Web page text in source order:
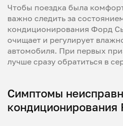
Чтобы поездка была
важно следить за
кондиционирования Форд
очищает и регулирует
автомобиля. При первых
лучше сразу обратиться в
Симптомы
кондиционирования